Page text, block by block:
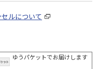
ルについて
ゆうパケットでお届けします